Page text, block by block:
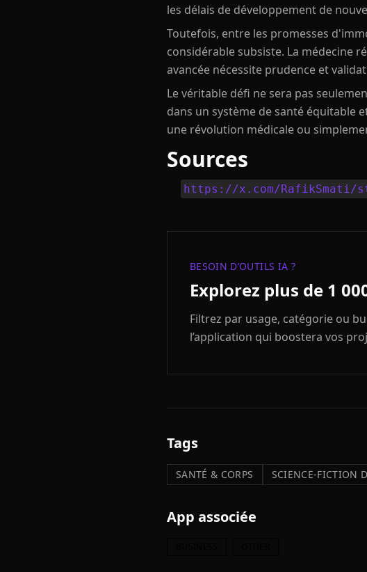
les délais de développement de
Toutefois, entre les promesses
considérable subsiste. La médecine
avancée nécessite prudence et
Le véritable défi ne sera pas
dans un système de santé équitable
une révolution médicale ou
Sources
https://x.com/RafikSmati/
BESOIN D’OUTILS IA ?
Explorez plus de 1
Filtrez par usage, catégorie ou
l’application qui boostera vos
Tags
SANTÉ & CORPS SCIENCE-FICTION
App associée